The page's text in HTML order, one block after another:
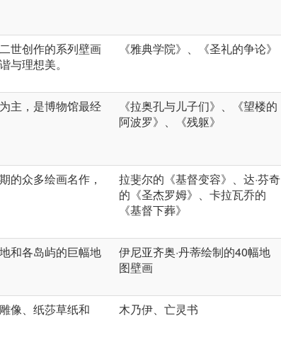
世创作的系列壁画
与理想美。
《雅典学院》、《圣礼的争论》
主，是博物馆最经
《拉奥孔与儿子们》、《望楼的
阿波罗》、《残躯》
的众多绘画名作，
拉斐尔的《基督变容》、达·芬奇
的《圣杰罗姆》、卡拉瓦乔的
《基督下葬》
和各岛屿的巨幅地
伊尼亚齐奥·丹蒂绘制的40幅地
图壁画
像、纸莎草纸和
木乃伊、亡灵书